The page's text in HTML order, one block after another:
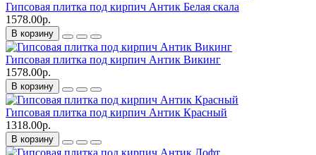
Гипсовая плитка под кирпич Антик Белая скала
1578.00р.
В корзину
Гипсовая плитка под кирпич Антик Викинг
1578.00р.
В корзину
Гипсовая плитка под кирпич Антик Красный
1318.00р.
В корзину